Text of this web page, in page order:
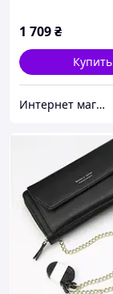
1 709₴
Купить
Интернет магазин Гусеница - GUSENITSA.COM.UA